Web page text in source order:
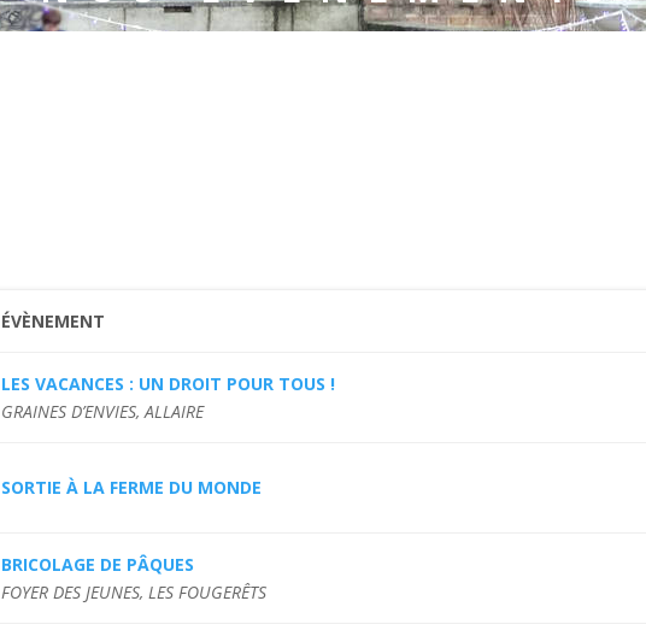
ÉVÈNEMENT
LES VACANCES : UN DROIT POUR TOUS !
GRAINES D’ENVIES, ALLAIRE
SORTIE À LA FERME DU MONDE
BRICOLAGE DE PÂQUES
FOYER DES JEUNES, LES FOUGERÊTS